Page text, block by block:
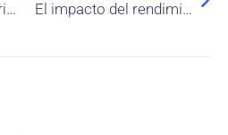
Promoviendo la seguridad y salud en los lugares de trabajo: relación entre los índices de lesiones por accidentes laborales y los inspectores laborales El impacto del rendimiento de ESG en el Valor de las Firmas Familiares: El rol moderador de las restricciones financieras y problemas de agencia